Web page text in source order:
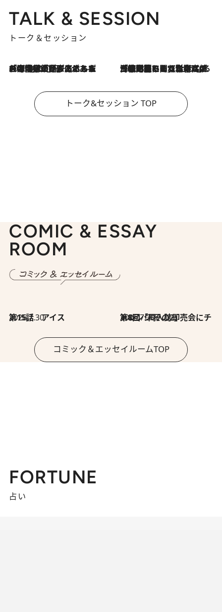
TALK & SESSION
トーク＆セッション
2026.8.3
「今後値上げがあるとすれば…」「リスクがあるのは今年の冬」エネルギー専門家が語る、ホルムズ海峡封鎖が家庭にもたらす“ある心配” 2026.8.3
「住宅建てられない…」「サーチャージ料の高値が続いている」ホルムズ海峡封鎖による影響はいつまで続く？《エネルギー専門家に聞く“どうなる日本の暮らし”》
トーク&セッション TOP
COMIC & ESSAY
ROOM
2026.7.30
第15話 アイス 2026.7.30
第8回「同人誌即売会にチャレンジ その2」
コミック＆エッセイルームTOP
FORTUNE
占い